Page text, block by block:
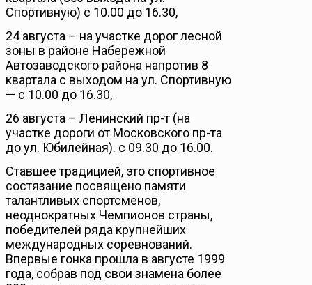
Спортивную) с 10.00 до 16.30,
24 августа – на участке дорог лесной
зоны в районе Набережной
Автозаводского района напротив 8
квартала с выходом на ул. Спортивную
— с 10.00 до 16.30,
26 августа – Ленинский пр-т (на
участке дороги от Московского пр-та
до ул. Юбилейная). с 09.30 до 16.00.
Ставшее традицией, это спортивное
состязание посвящено памяти
талантливых спортсменов,
неоднократных Чемпионов страны,
победителей ряда крупнейших
международных соревнований.
Впервые гонка прошла в августе 1999
года, собрав под свои знамена более